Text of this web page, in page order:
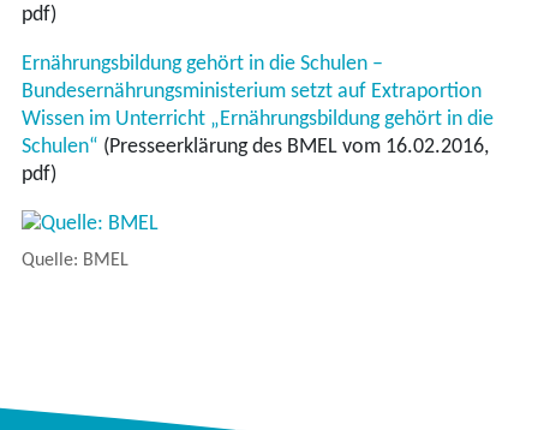
pdf)
Ernährungsbildung gehört in die Schulen –
Bundesernährungsministerium setzt auf Extraportion
Wissen im Unterricht „Ernährungsbildung gehört in die
Schulen“ (Presseerklärung des BMEL vom 16.02.2016,
pdf)
Quelle: BMEL